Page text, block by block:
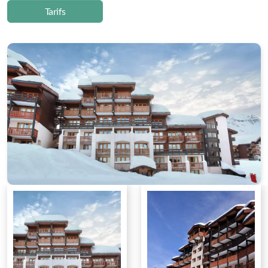
Tarifs
L'hébergement
Le Licorne
Tarifs 2026